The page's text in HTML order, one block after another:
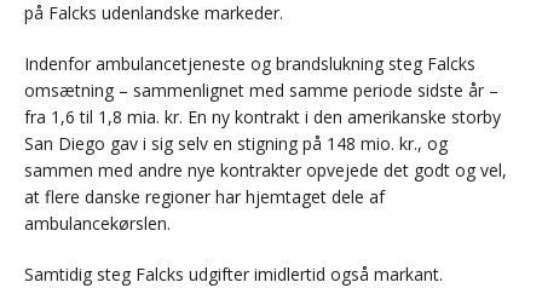
på Falcks udenlandske markeder.
Indenfor ambulancetjeneste og brandslukning steg Falcks
omsætning – sammenlignet med samme periode sidste år –
fra 1,6 til 1,8 mia. kr. En ny kontrakt i den amerikanske storby
San Diego gav i sig selv en stigning på 148 mio. kr., og
sammen med andre nye kontrakter opvejede det godt og vel,
at flere danske regioner har hjemtaget dele af
ambulancekørslen.
Samtidig steg Falcks udgifter imidlertid også markant.